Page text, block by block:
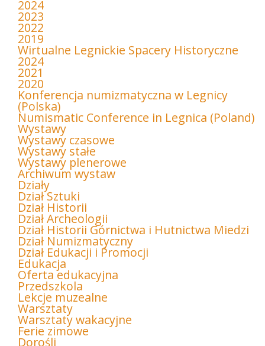
2024
2023
2022
2019
Wirtualne Legnickie Spacery Historyczne
2024
2021
2020
Konferencja numizmatyczna w Legnicy
(Polska)
Numismatic Conference in Legnica (Poland)
Wystawy
Wystawy czasowe
Wystawy stałe
Wystawy plenerowe
Archiwum wystaw
Działy
Dział Sztuki
Dział Historii
Dział Archeologii
Dział Historii Górnictwa i Hutnictwa Miedzi
Dział Numizmatyczny
Dział Edukacji i Promocji
Edukacja
Oferta edukacyjna
Przedszkola
Lekcje muzealne
Warsztaty
Warsztaty wakacyjne
Ferie zimowe
Dorośli